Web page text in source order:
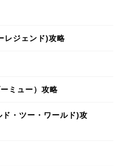
ジェンド)攻略
ミュー）攻略
・ツー・ワールド)攻